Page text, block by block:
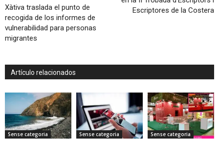
Xàtiva traslada el punto de
recogida de los informes de
vulnerabilidad para personas
migrantes
Escriptores de la Costera
Artículo relacionados
Sense categoria Sense categoria Sense categoria